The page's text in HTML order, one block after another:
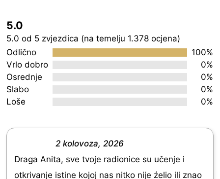
5.0
5.0
out
of
5.0 od 5 zvjezdica (na temelju 1.378 ocjena)
Odlično
100%
Vrlo dobro
0%
Osrednje
0%
Slabo
0%
Loše
0%
2 kolovoza, 2026
Draga Anita, sve tvoje radionice su učenje i
otkrivanje istine kojoj nas nitko nije źelio ili znao